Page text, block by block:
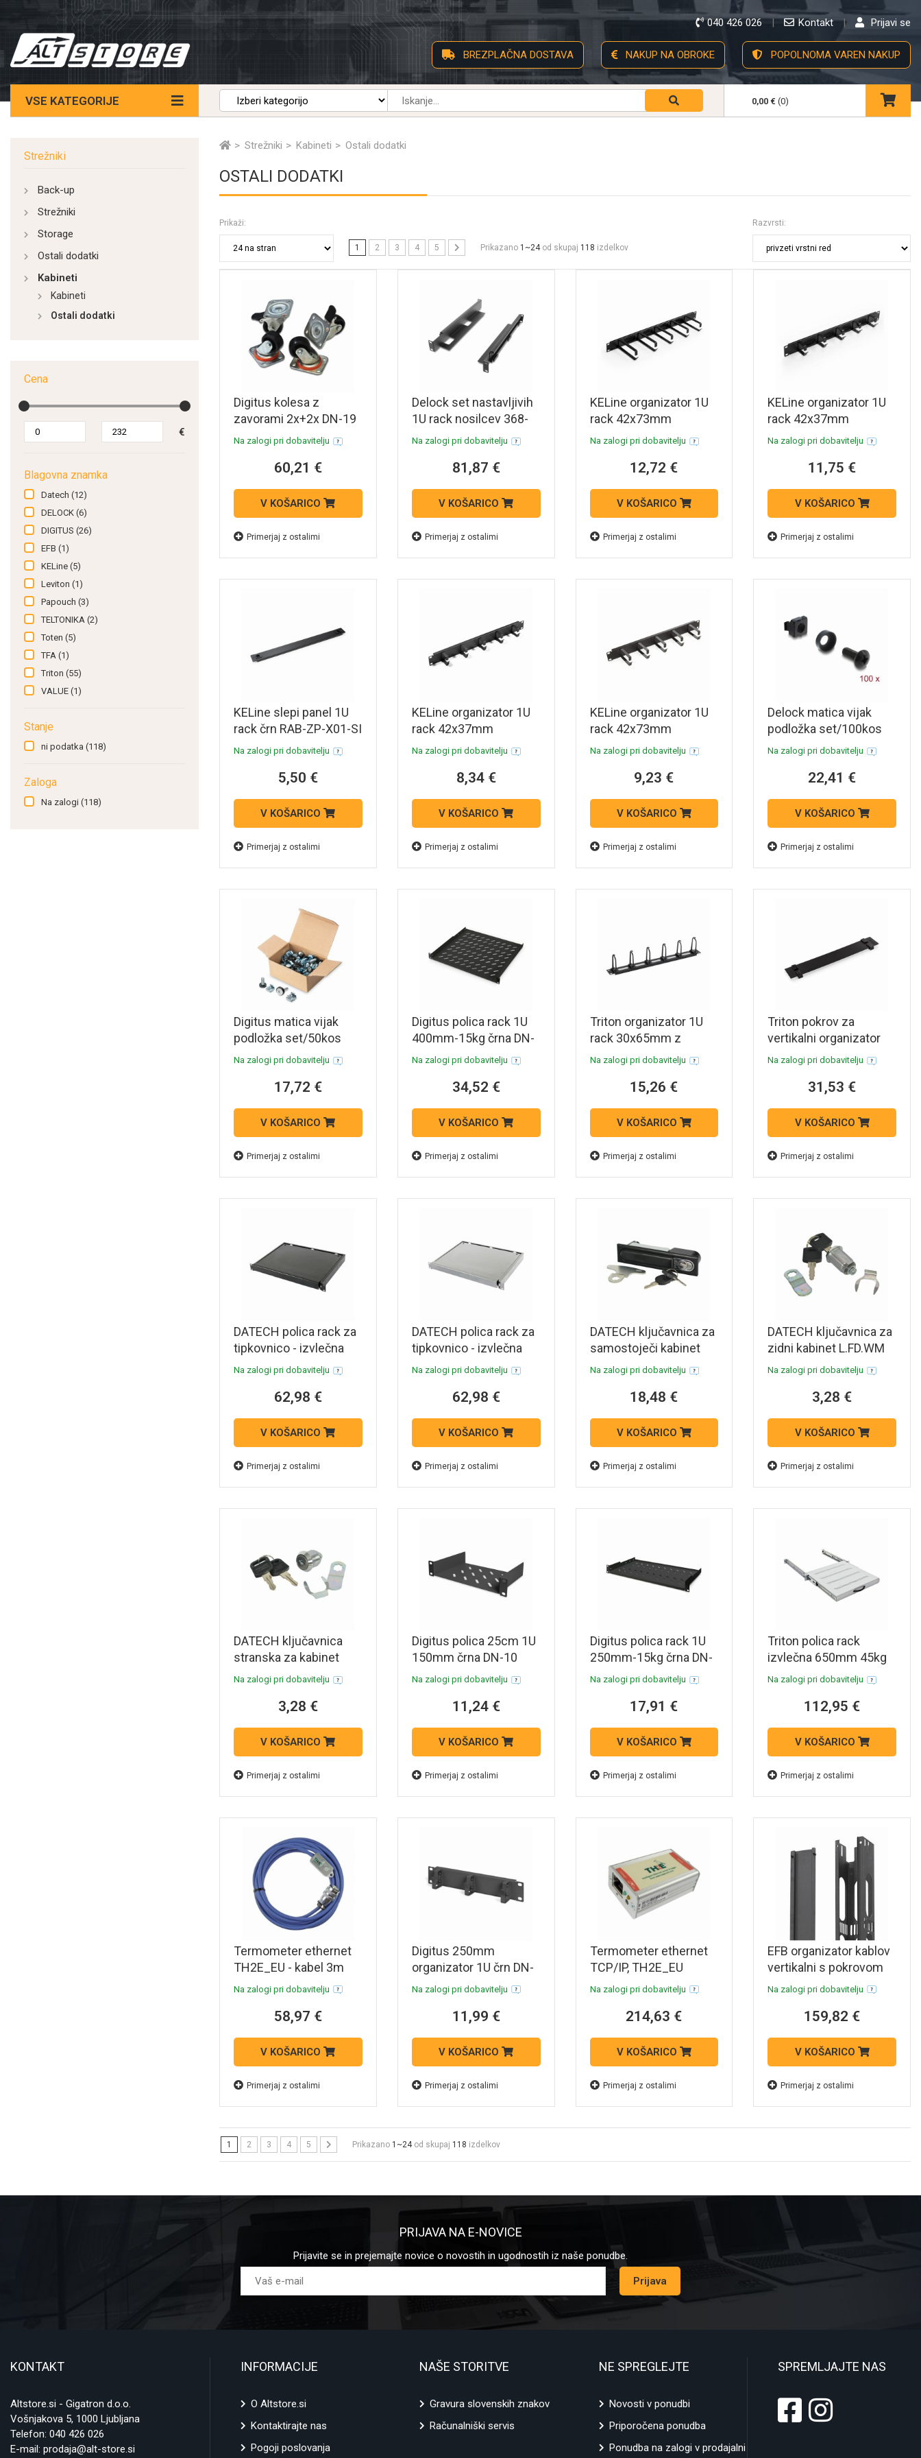
040 426 026 Kontakt Prijavi se
BREZPLAČNA DOSTAVA NAKUP NA OBROKE POPOLNOMA VAREN NAKUP
VSE KATEGORIJE 0,00 € (0)
Strežniki
Back-up
Strežniki
Storage
Ostali dodatki
Kabineti
Kabineti
Ostali dodatki
Cena
€
Blagovna znamka
Datech (12)
DELOCK (6)
DIGITUS (26)
EFB (1)
KELine (5)
Leviton (1)
Papouch (3)
TELTONIKA (2)
Toten (5)
TFA (1)
Triton (55)
VALUE (1)
Stanje
ni podatka (118)
Zaloga
Na zalogi (118)
Strežniki Kabineti Ostali dodatki
OSTALI DODATKI
Prikaži:
1 2 3 4 5 Prikazano 1~24od skupaj 118 izdelkov
Razvrsti:
Digitus kolesa z
zavorami 2x+2x DN-19
CASTOR
Na zalogi pri dobavitelju
60,21 €
V KOŠARICO
Primerjaj z ostalimi
Delock set nastavljivih
1U rack nosilcev 368-
600mm 66885
Na zalogi pri dobavitelju
81,87 €
V KOŠARICO
Primerjaj z ostalimi
KELine organizator 1U
rack 42x73mm
kovinski z metlico črn
Na zalogi pri dobavitelju
12,72 €
V KOŠARICO
Primerjaj z ostalimi
KELine organizator 1U
rack 42x37mm
kovinski z metlico črn
Na zalogi pri dobavitelju
11,75 €
V KOŠARICO
Primerjaj z ostalimi
KELine slepi panel 1U
rack črn RAB-ZP-X01-SI
Na zalogi pri dobavitelju
5,50 €
V KOŠARICO
Primerjaj z ostalimi
KELine organizator 1U
rack 42x37mm
kovinski črn RAB-VP-
Na zalogi pri dobavitelju
8,34 €
V KOŠARICO
Primerjaj z ostalimi
KELine organizator 1U
rack 42x73mm
kovinski črn RAB-VP-
Na zalogi pri dobavitelju
9,23 €
V KOŠARICO
Primerjaj z ostalimi
Delock matica vijak
podložka set/100kos
črni 42434
Na zalogi pri dobavitelju
22,41 €
V KOŠARICO
Primerjaj z ostalimi
Digitus matica vijak
podložka set/50kos
Na zalogi pri dobavitelju
17,72 €
V KOŠARICO
Primerjaj z ostalimi
Digitus polica rack 1U
400mm-15kg črna DN-
19 TRAY-1-400-SW
Na zalogi pri dobavitelju
34,52 €
V KOŠARICO
Primerjaj z ostalimi
Triton organizator 1U
rack 30x65mm z
luknjami črn
Na zalogi pri dobavitelju
15,26 €
V KOŠARICO
Primerjaj z ostalimi
Triton pokrov za
vertikalni organizator
18U
Na zalogi pri dobavitelju
31,53 €
V KOŠARICO
Primerjaj z ostalimi
DATECH polica rack za
tipkovnico - izvlečna
siva DT.KP01
Na zalogi pri dobavitelju
62,98 €
V KOŠARICO
Primerjaj z ostalimi
DATECH polica rack za
tipkovnico - izvlečna
črna DT.KP00
Na zalogi pri dobavitelju
62,98 €
V KOŠARICO
Primerjaj z ostalimi
DATECH ključavnica za
samostoječi kabinet
L.FD.FSF
Na zalogi pri dobavitelju
18,48 €
V KOŠARICO
Primerjaj z ostalimi
DATECH ključavnica za
zidni kabinet L.FD.WM
Na zalogi pri dobavitelju
3,28 €
V KOŠARICO
Primerjaj z ostalimi
DATECH ključavnica
stranska za kabinet
Na zalogi pri dobavitelju
3,28 €
V KOŠARICO
Primerjaj z ostalimi
Digitus polica 25cm 1U
150mm črna DN-10
TRAY-1-B
Na zalogi pri dobavitelju
11,24 €
V KOŠARICO
Primerjaj z ostalimi
Digitus polica rack 1U
250mm-15kg črna DN-
19 TRAY-1-SW
Na zalogi pri dobavitelju
17,91 €
V KOŠARICO
Primerjaj z ostalimi
Triton polica rack
izvlečna 650mm 45kg
siva
Na zalogi pri dobavitelju
112,95 €
V KOŠARICO
Primerjaj z ostalimi
Termometer ethernet
TH2E_EU - kabel 3m
SNS_THE_3M-Sonda
Na zalogi pri dobavitelju
58,97 €
V KOŠARICO
Primerjaj z ostalimi
Digitus 250mm
organizator 1U črn DN-
10-ORG-1U-B
Na zalogi pri dobavitelju
11,99 €
V KOŠARICO
Primerjaj z ostalimi
Termometer ethernet
TCP/IP, TH2E_EU
Server
Na zalogi pri dobavitelju
214,63 €
V KOŠARICO
Primerjaj z ostalimi
EFB organizator kablov
vertikalni s pokrovom
42U
Na zalogi pri dobavitelju
159,82 €
V KOŠARICO
Primerjaj z ostalimi
1 2 3 4 5 Prikazano 1~24od skupaj 118 izdelkov
PRIJAVA NA E-NOVICE
Prijavite se in prejemajte novice o novostih in ugodnostih iz naše ponudbe.
Prijava
KONTAKT
Altstore.si - Gigatron d.o.o.
Vošnjakova 5, 1000 Ljubljana
Telefon: 040 426 026
E-mail: prodaja@alt-store.si
INFORMACIJE
O Altstore.si
Kontaktirajte nas
Pogoji poslovanja
NAŠE STORITVE
Gravura slovenskih znakov
Računalniški servis
NE SPREGLEJTE
Novosti v ponudbi
Priporočena ponudba
Ponudba na zalogi v prodajalni
SPREMLJAJTE NAS